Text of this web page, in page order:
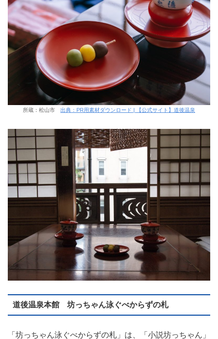
所蔵：松山市 出典：PR用素材ダウンロード | 【公式サイト】道後温泉
道後温泉本館 坊っちゃん泳ぐべからずの札
「坊っちゃん泳ぐべからずの札」は、「小説坊っちゃん」